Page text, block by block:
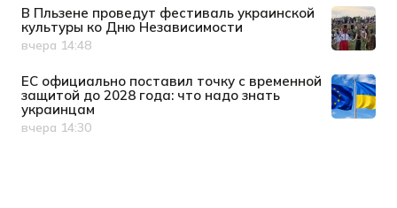
В Пльзене проведут фестиваль украинской
культуры ко Дню Независимости
Дата публикации
вчера 14:48
ЕС официально поставил точку с временной
защитой до 2028 года: что надо знать
украинцам
Дата публикации
вчера 14:30